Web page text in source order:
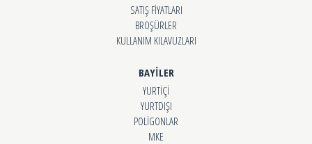
SATIŞ FİYATLARI
BROŞÜRLER
KULLANIM KILAVUZLARI
BAYİLER
YURTİÇİ
YURTDIŞI
POLİGONLAR
MKE